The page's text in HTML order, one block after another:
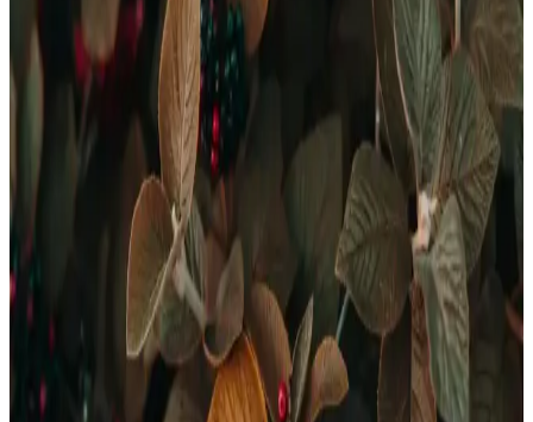
sağlıklı, güçlü ve estetik tırnaklara sahip olabilirsiniz. Düzenli bakım
ve doğal çözümlerle tırnaklarınızı koruyun.
Evde Profesyonel Kalitede Tırnak Bakımı İçin Temel
Teknikler ve Kullanılan Araçlar
Evde tırnak bakımı, doğru teknikler ve araçlarla profesyonel
sonuçlar sağlar. Temel adımlar, güçlendirme ipuçları ve uygun
ürünlerle sağlıklı, estetik tırnaklara ulaşmak mümkün.
Etkili ve Pratik Ayak Bakımı Rehberi Sağlıklı ve
Güzel Ayaklar İçin
Ayak sağlığını korumak ve güzelleştirmek için günlük ve haftalık
bakım adımlarını, doğal çözümleri ve profesyonel önerileri keşfedin.
Profesyonel ve Ev Tipi Kuaför ve Sakal Kesme
Setleri ile Bakımda Yüksek Performans ve Kolaylık